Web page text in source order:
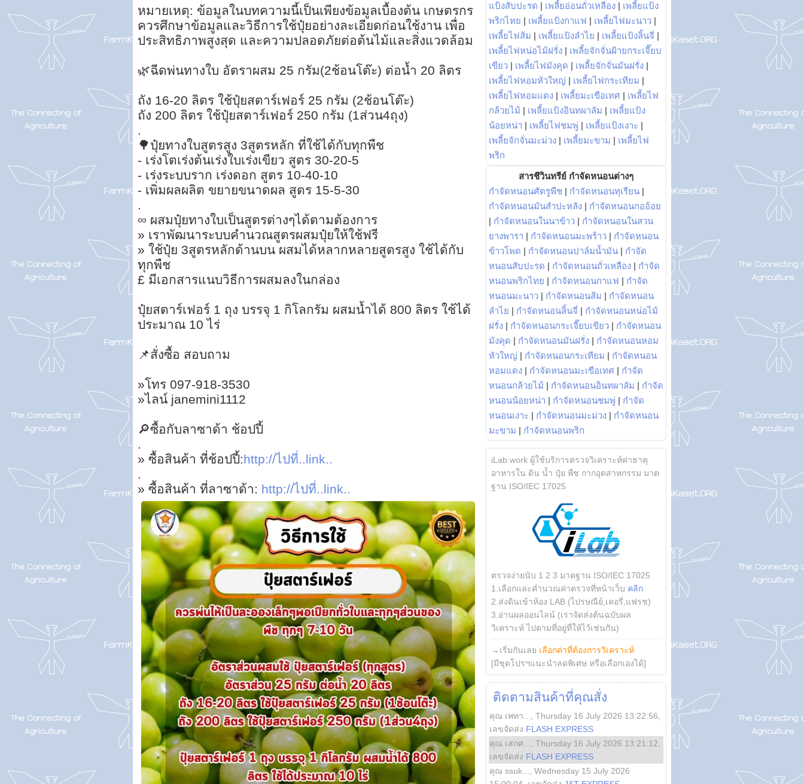
หมายเหตุ: ข้อมูลในบทความนี้เป็นเพียงข้อมูลเบื้องต้น เกษตรกร
ควรศึกษาข้อมูลและวิธีการใช้ปุ๋ยอย่างละเอียดก่อนใช้งาน เพื่อ
ประสิทธิภาพสูงสุด และความปลอดภัยต่อต้นไม้และสิ่งแวดล้อม
🌿ฉีดพ่นทางใบ อัตราผสม 25 กรัม(2ช้อนโต๊ะ) ต่อน้ำ 20 ลิตร
ถัง 16-20 ลิตร ใช้ปุ๋ยสตาร์เฟอร์ 25 กรัม (2ช้อนโต๊ะ)
ถัง 200 ลิตร ใช้ปุ๋ยสตาร์เฟอร์ 250 กรัม (1ส่วน4ถุง)
.
🌳ปุ๋ยทางใบสูตรสูง 3สูตรหลัก ที่ใช้ได้กับทุกพืช
- เร่งโตเร่งต้นเร่งใบเร่งเขียว สูตร 30-20-5
- เร่งระบบราก เร่งดอก สูตร 10-40-10
- เพิ่มผลผลิต ขยายขนาดผล สูตร 15-5-30
.
∞ ผสมปุ๋ยทางใบเป็นสูตรต่างๆได้ตามต้องการ
» เราพัฒนาระบบคำนวณสูตรผสมปุ๋ยให้ใช้ฟรี
» ใช้ปุ๋ย 3สูตรหลักด้านบน ผสมได้หลากหลายสูตรสูง ใช้ได้กับ
ทุกพืช
£ มีเอกสารแนบวิธีการผสมลงในกล่อง
ปุ๋ยสตาร์เฟอร์ 1 ถุง บรรจุ 1 กิโลกรัม ผสมน้ำได้ 800 ลิตร ใช้ได้
ประมาณ 10 ไร่
📌สั่งซื้อ สอบถาม
»โทร 097-918-3530
»ไลน์ janemini1112
🔎ซื้อกับลาซาด้า ช้อปปี้
.
» ซื้อสินค้า ที่ช้อปปี้:http://ไปที่..link..
.
» ซื้อสินค้า ที่ลาซาด้า: http://ไปที่..link..
แป้งสับปะรด | เพลี้ยอ่อนถั่วเหลือง | เพลี้ยแป้ง
พริกไทย | เพลี้ยแป้งกาแฟ | เพลี้ยไฟมะนาว |
เพลี้ยไฟส้ม | เพลี้ยแป้งลำไย | เพลี้ยแป้งลิ้นจี่ |
เพลี้ยไฟหน่อไม้ฝรั่ง | เพลี้ยจักจั่นฝ้ายกระเจี๊ยบ
เขียว | เพลี้ยไฟมังคุด | เพลี้ยจักจั่นมันฝรั่ง |
เพลี้ยไฟหอมหัวใหญ่ | เพลี้ยไฟกระเทียม |
เพลี้ยไฟหอมแดง | เพลี้ยมะเขือเทศ | เพลี้ยไฟ
กล้วยไม้ | เพลี้ยแป้งอินทผาลัม | เพลี้ยแป้ง
น้อยหน่า | เพลี้ยไฟชมพู่ | เพลี้ยแป้งเงาะ |
เพลี้ยจักจั่นมะม่วง | เพลี้ยมะขาม | เพลี้ยไฟ
พริก
สารชีวินทรีย์ กำจัดหนอนต่างๆ
กำจัดหนอนศัตรูพืช | กำจัดหนอนทุเรียน |
กำจัดหนอนมันสำปะหลัง | กำจัดหนอนกออ้อย
| กำจัดหนอนในนาข้าว | กำจัดหนอนในสวน
ยางพารา | กำจัดหนอนมะพร้าว | กำจัดหนอน
ข้าวโพด | กำจัดหนอนปาล์มน้ำมัน | กำจัด
หนอนสับปะรด | กำจัดหนอนถั่วเหลือง | กำจัด
หนอนพริกไทย | กำจัดหนอนกาแฟ | กำจัด
หนอนมะนาว | กำจัดหนอนส้ม | กำจัดหนอน
ลำไย | กำจัดหนอนลิ้นจี่ | กำจัดหนอนหน่อไม้
ฝรั่ง | กำจัดหนอนกระเจี๊ยบเขียว | กำจัดหนอน
มังคุด | กำจัดหนอนมันฝรั่ง | กำจัดหนอนหอม
หัวใหญ่ | กำจัดหนอนกระเทียม | กำจัดหนอน
หอมแดง | กำจัดหนอนมะเขือเทศ | กำจัด
หนอนกล้วยไม้ | กำจัดหนอนอินทผาลัม | กำจัด
หนอนน้อยหน่า | กำจัดหนอนชมพู่ | กำจัด
หนอนเงาะ | กำจัดหนอนมะม่วง | กำจัดหนอน
มะขาม | กำจัดหนอนพริก
iLab.work ผู้ใช้บริการตรวจวิเคราะห์ค่าธาตุ
อาหารใน ดิน น้ำ ปุ๋ย พืช กากอุตสาหกรรม มาต
ฐาน ISO/IEC 17025
ตรวจง่ายนับ 1 2 3 มาตฐาน ISO/IEC 17025
1.เลือกและคำนวณค่าตรวจที่หน้าเว็บ คลิก
2.ส่งดินเข้าห้อง LAB (ไปรษณีย์,เคอรี่,แฟรช)
3.อ่านผลออนไลน์ (เราจัดส่งต้นฉบับผล
วิเคราะห์ ไปตามที่อยู่ที่ให้ไว้เช่นกัน)
→เริ่มกันเลย เลือกค่าที่ต้องการวิเคราะห์
[มีชุดโปรฯแนะนำลดพิเศษ หรือเลือกเองได้]
ติดตามสินค้าที่คุณสั่ง
คุณ เพทา... Thursday 16 July 2026 13:22:56
เลขจัดส่ง FLASH EXPRESS
คุณ เสกศ...
Thursday 16 July 2026 13:21:12
เลขจัดส่ง FLASH EXPRESS
คุณ ssuk...
Wednesday 15 July 2026